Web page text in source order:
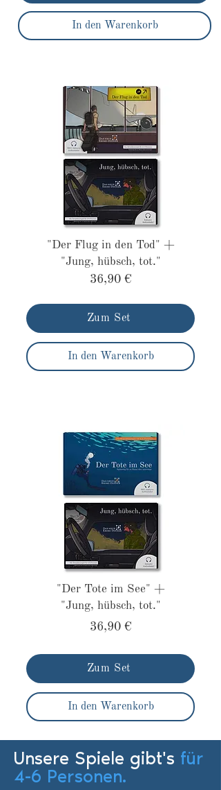
In den Warenkorb
"Der Flug in den Tod" +
"Jung, hübsch, tot."
36,90 €
Zum Set
In den Warenkorb
"Der Tote im See" +
"Jung, hübsch, tot."
36,90 €
Zum Set
In den Warenkorb
Unsere Spiele gibt's für
4-6 Personen.